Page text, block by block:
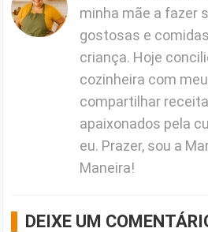
minha mãe a fazer
gostosas e
criança. Hoje
cozinheira com
compartilhar
apaixonados pela
eu. Prazer, sou a
Maneira!
DEIXE UM